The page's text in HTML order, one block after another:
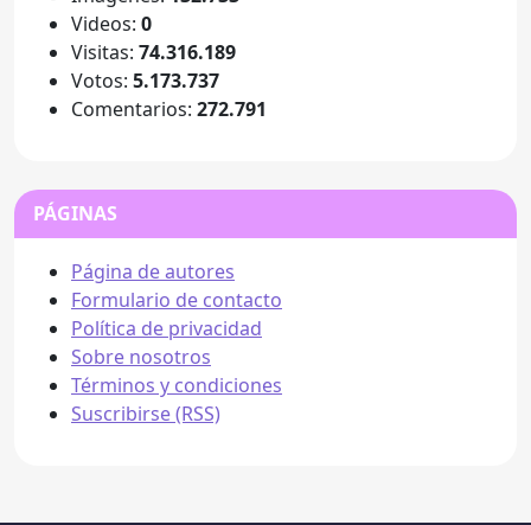
Videos: 0
Visitas: 74.316.189
Votos: 5.173.737
Comentarios: 272.791
PÁGINAS
Página de autores
Formulario de contacto
Política de privacidad
Sobre nosotros
Términos y condiciones
Suscribirse (RSS)